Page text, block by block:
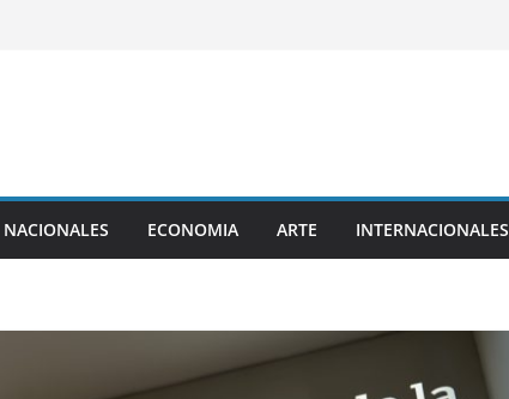
NACIONALES ECONOMIA ARTE INTERNACIONALES